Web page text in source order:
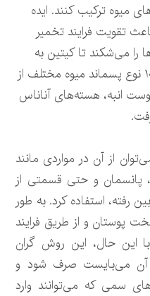
میوه ترکیب کنند. ایده
تقویت فرایند تخمیر
را می‌شکند تا کیتین به
راحتی استخراج شود. در مجموع ۱۰ نوع پسماند میوه مختلف از
انبه، هسته‌های آناناس
از آن در مواردی مانند
پانسمان و حتی قسمتی از
رفته، استفاده کرد. به طور
پوستان و از طریق فرایند
این حال، این روش گران
آن می‌بایست صرف شود و
سمی که می‌توانند وارد